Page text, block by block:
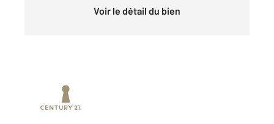
Voir le détail du bien